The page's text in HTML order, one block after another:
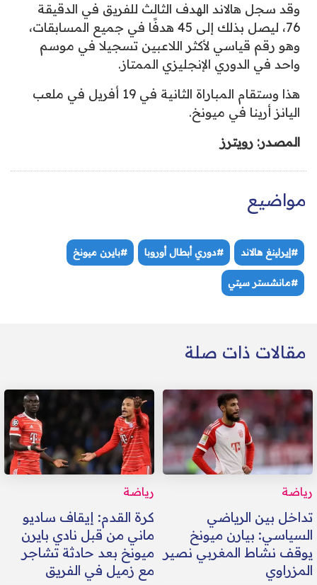
وقد سجل هالاند الهدف الثالث للفريق في الدقيقة
76، ليصل بذلك إلى 45 هدفًا في جميع المسابقات،
وهو رقم قياسي لأكثر اللاعبين تسجيلا في موسم
واحد في الدوري الإنجليزي الممتاز.
هذا وستقام المباراة الثانية في 19 أفريل في ملعب
اليانز أرينا في ميونخ.
المصدر: رويترز
مواضيع
#إيرلينغ هالاند #دوري أبطال أوروبا #بايرن ميونخ
#مانشستر سيتي
مقالات ذات صلة
رياضة
تداخل بين الرياضي
السياسي: بيارن ميونخ
يوقف نشاط المغربي نصير
المزراوي
رياضة
كرة القدم: إيقاف ساديو
ماني من قبل نادي بايرن
ميونخ بعد حادثة تشاجر
مع زميل في الفريق